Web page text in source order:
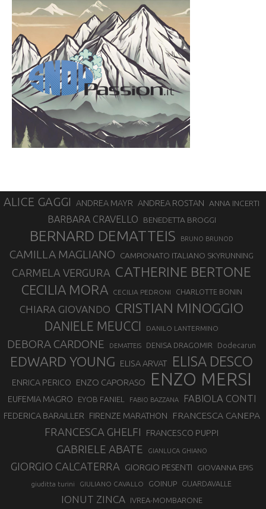
ALICE GAGGI ANDREA MAYR ANDREA ROSTAN ANNA INCERTI
BARBARA CRAVELLO BENEDETTA BROGGI
BERNARD DEMATTEIS BRUNO BRUNOD
CAMILLA MAGLIANO CAMPIONATO ITALIANO SKYRUNNING
CARMELA VERGURA CATHERINE BERTONE
CECILIA MORA CECILIA PEDRONI CHARLOTTE BONIN
CHIARA GIOVANDO CRISTIAN MINOGGIO
DANIELE MEUCCI DANILO LANTERMINO
DEBORA CARDONE DEMATTEIS DENISA DRAGOMIR Dodecarun
EDWARD YOUNG ELISA ARVAT ELISA DESCO
ENRICA PERICO ENZO CAPORASO ENZO MERSI
EUFEMIA MAGRO EYOB FANIEL FABIO BAZZANA FABIOLA CONTI
FEDERICA BARAILLER FIRENZE MARATHON FRANCESCA CANEPA
FRANCESCA GHELFI FRANCESCO PUPPI
GABRIELE ABATE GIANLUCA GHIANO
GIORGIO CALCATERRA GIORGIO PESENTI GIOVANNA EPIS
giuditta turini GIULIANO CAVALLO GOINUP GUARDAVALLE
IONUT ZINCA IVREA-MOMBARONE